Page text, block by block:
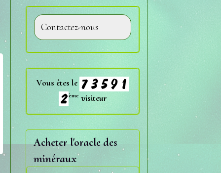
Contactez-nous
Vous êtes le
ème visiteur
Acheter l'oracle des
minéraux